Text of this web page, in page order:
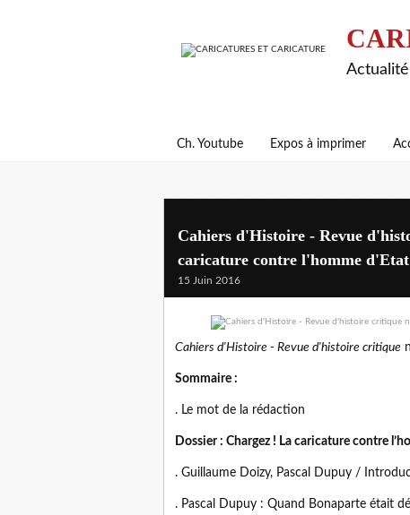
Ch. Youtube Expos à imprimer
Cahiers d'Histoire - Revue
caricature contre l'homme
15 Juin 2016
Cahiers d'Histoire - Revue d'histoire critique
Sommaire :
. Le mot de la rédaction
Dossier : Chargez ! La caricature contre
. Guillaume Doizy, Pascal Dupuy /
. Pascal Dupuy : Quand Bonaparte était